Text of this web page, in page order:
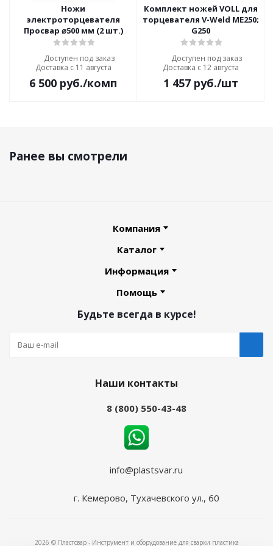
Ножи
электроторцевателя
Просвар ⌀500 мм (2 шт.)
Доступен под заказ
Доставка с 11 августа
6 500 руб./комп
Комплект ножей VOLL для
торцевателя V-Weld ME250;
G250
Доступен под заказ
Доставка с 12 августа
1 457руб./шт
Ранее вы смотрели
Компания
Каталог
Информация
Помощь
Будьте всегда в курсе!
Наши контакты
8 (800) 550-43-48
info@plastsvar.ru
г. Кемерово, Тухачевского ул., 60
2026 © Пластсвар - Инструмент и оборудование для сварки пластика